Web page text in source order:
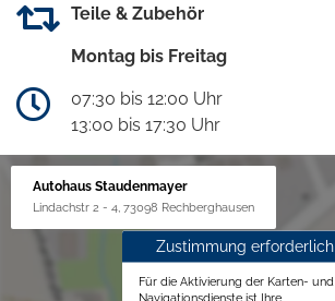
Teile & Zubehör
Montag bis Freitag
07:30 bis 12:00 Uhr
13:00 bis 17:30 Uhr
Autohaus Staudenmayer
Lindachstr 2 - 4, 73098 Rechberghausen
Zustimmung erforderlich
Für die Aktivierung der Karten- und
Navigationsdienste ist Ihre